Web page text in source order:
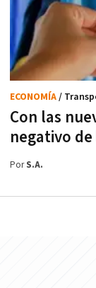
Con las
negativo de
ECONOMÍA/
PorS.A.